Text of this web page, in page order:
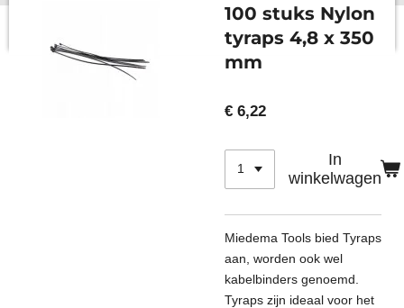
100 stuks Nylon
tyraps 4,8 x 350
mm
€ 6,22
In
winkelwagen
Miedema Tools bied Tyraps
aan, worden ook wel
kabelbinders genoemd.
Tyraps zijn ideaal voor het